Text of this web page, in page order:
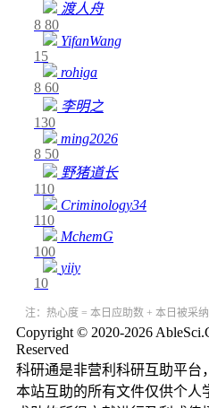
渡人舟
8 80
YifanWang
15
rohiga
8 60
李明之
130
ming2026
8 50
野猪道长
110
Criminology34
110
MchemG
100
yiiy
10
注：热心度 = 本日应助数 + 本日被采
Copyright © 2020-2026
Reserved
科研通是非营利科研互助平台
本站互助的所有文件仅供个人